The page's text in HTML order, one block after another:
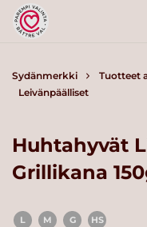
Sydänmerkki Tuotteet
Leivänpäälliset
Huhtahyvät
Grillikana
L M G HS